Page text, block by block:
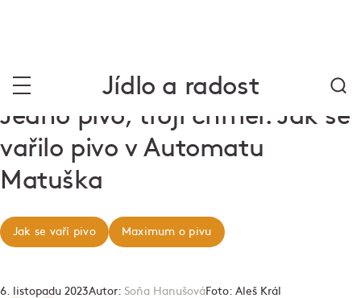
Jídlo a radost
Jedno pivo, trojí chmel. Jak se
vařilo pivo v Automatu
Matuška
Jak se vaří pivo Maximum o pivu
6. listopadu 2023Autor: Soňa HanušováFoto: Aleš Král